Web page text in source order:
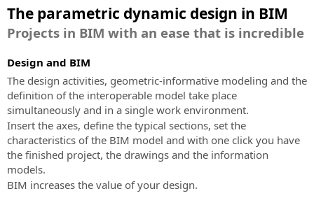
hidráulico
SierraSoft
Rails
Design
Studio
Software
BIM
para
o
projecto
ferroviário
e
Checking
Extensão
de
software
para
a
análise
e
a
verificação
de
informações
produto
e
de
avaliação
Suporte
técnico
Características
do
serviço
Pedido
Newsletter
As
últimas
notícias
da
SierraSoft
Eventos
presenciais
Todas
as
informações
sobre
serviços
e
actividades
da
SierraSoft
do
Contrato
Leia
Condições
Gerais
do
Contrato
Formas
de
pagamento
aceitas:
seu
poder!
The parametric dynamic design in BIM
Projects in BIM with an ease that is incredible
Design and BIM
The design activities, geometric-informative modeling and the
definition of the interoperable model take place
simultaneously and in a single work environment.
Insert the axes, define the typical sections, set the
characteristics of the BIM model and with one click you have
the finished project, the drawings and the information
models.
BIM increases the value of your design.